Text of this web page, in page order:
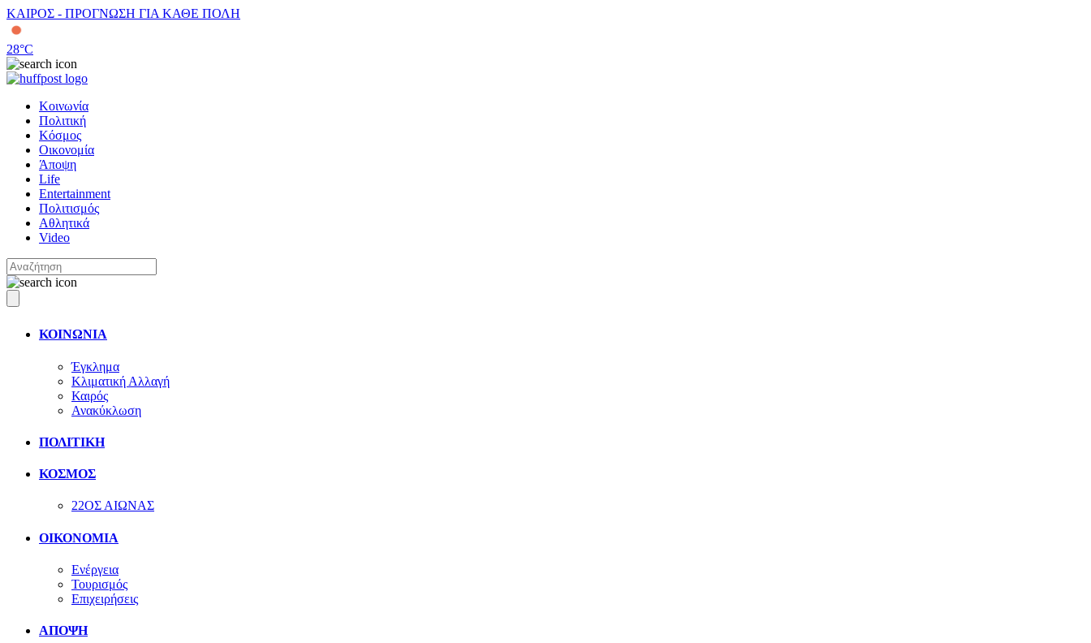
ΚΑΙΡΟΣ - ΠΡΟΓΝΩΣΗ ΓΙΑ ΚΑΘΕ ΠΟΛΗ
28°C
Κοινωνία
Πολιτική
Κόσμος
Οικονομία
Άποψη
Life
Entertainment
Πολιτισμός
Αθλητικά
Video
ΚΟΙΝΩΝΙΑ
Έγκλημα
Κλιματική Αλλαγή
Καιρός
Ανακύκλωση
ΠΟΛΙΤΙΚΗ
ΚΟΣΜΟΣ
22ΟΣ ΑΙΩΝΑΣ
ΟΙΚΟΝΟΜΙΑ
Ενέργεια
Τουρισμός
Επιχειρήσεις
ΑΠΟΨΗ